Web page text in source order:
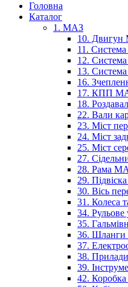
Головна
Каталог
1. МАЗ
10.
11.
12.
13.
16.
17. КПП
18.
22. Вали
23. Міст
24. Міст
25. Міст
27.
28. Рама
29.
30. Вісь
31. Колеса
34.
35.
36. Шланги
37.
38.
39.
42.